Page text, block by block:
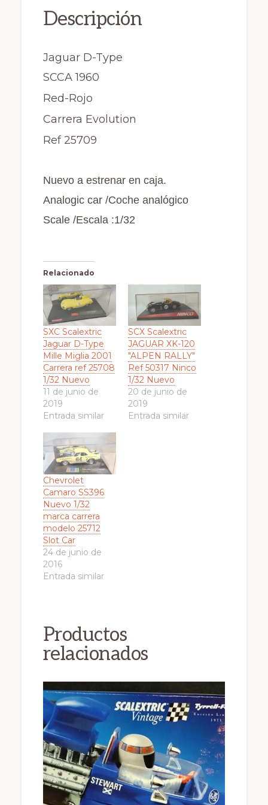
Red
Nuevo
cantidad
o
k
n
r
Descripción
Jaguar D-Type
SCCA 1960
Red-Rojo
Carrera Evolution
Ref 25709
Nuevo a estrenar en caja.
Analogic car /Coche analógico
Scale /Escala :1/32
Relacionado
SXC Scalextric
Jaguar D-Type
Mille Miglia 2001
Carrera ref 25708
1/32 Nuevo
11 de junio de
2019
Entrada similar
SCX Scalextric
JAGUAR XK-120
"ALPEN RALLY"
Ref 50317 Ninco
1/32 Nuevo
20 de junio de
2019
Entrada similar
Chevrolet
Camaro SS396
Nuevo 1/32
marca carrera
modelo 25712
Slot Car
24 de junio de
2016
Entrada similar
Productos
relacionados